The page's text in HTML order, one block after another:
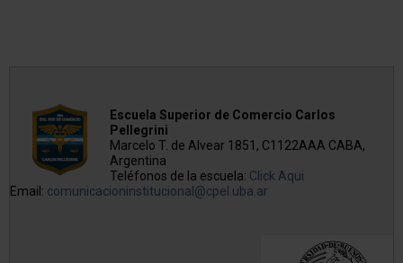
Escuela Superior de Comercio Carlos
Pellegrini
Marcelo T. de Alvear 1851, C1122AAA CABA,
Argentina
Teléfonos de la escuela: Click Aqui
Email: comunicacioninstitucional@cpel.uba.ar